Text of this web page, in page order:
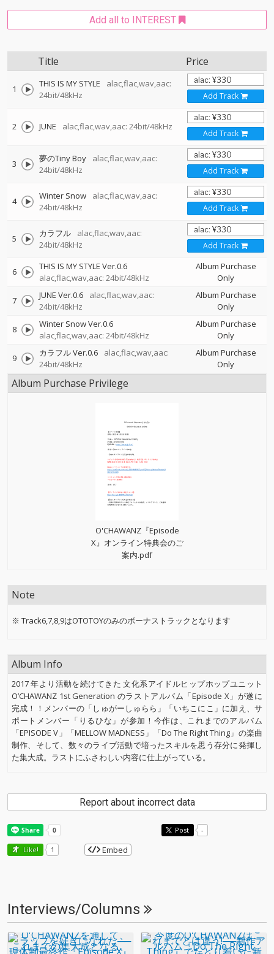
Add all to INTEREST
Title Price
1 THIS IS MY STYLE
alac,flac,wav,aac:
24bit/48kHz
Add Track
2 JUNE alac,flac,wav,aac: 24bit/48kHz
Add Track
3 夢のTiny Boy
alac,flac,wav,aac:
24bit/48kHz
Add Track
4 Winter Snow
alac,flac,wav,aac:
24bit/48kHz
Add Track
5 カラフル
alac,flac,wav,aac:
24bit/48kHz
Add Track
6
THIS IS MY STYLE Ver.0.6
alac,flac,wav,aac: 24bit/48kHz
Album Purchase
Only
7 JUNE Ver.0.6
alac,flac,wav,aac:
24bit/48kHz
Album Purchase
Only
8
Winter Snow Ver.0.6
alac,flac,wav,aac: 24bit/48kHz
Album Purchase
Only
9 カラフル Ver.0.6
alac,flac,wav,aac:
24bit/48kHz
Album Purchase
Only
Album Purchase Privilege
O'CHAWANZ『Episode
X』オンライン特典会のご
案内.pdf
Note
※ Track6,7,8,9はOTOTOYのみのボーナストラックとなります
Album Info
2017 年より活動を続けてきた 文化系アイドルヒップホップユニット
O’CHAWANZ 1st Generation のラストアルバム「Episode X」が遂に
完成！！メンバーの「しゅがーしゅらら」「いちこにこ」に加え、サ
ポートメンバー「りるひな」が参加！今作は、これまでのアルバム
「EPISODE V」「MELLOW MADNESS」「Do The Right Thing」の楽曲
制作、そして、数々のライブ活動で培ったスキルを思う存分に発揮し
た集大成。ラストにふさわしい内容に仕上がっている。
Report about incorrect data
Post -
Like! 1 Embed
Interviews/Columns